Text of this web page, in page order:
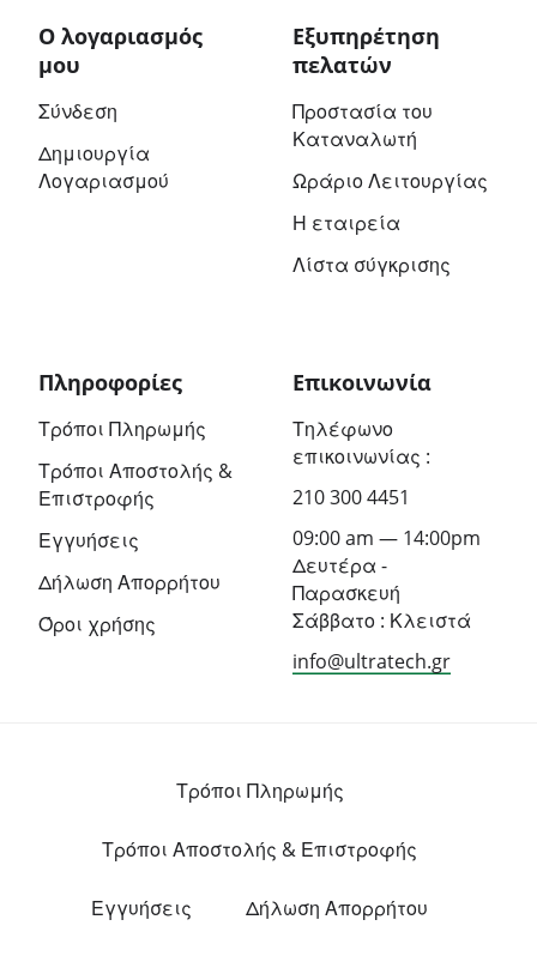
Ο λογαριασμός
μου
Σύνδεση
Δημιουργία
Λογαριασμού
Εξυπηρέτηση
πελατών
Προστασία του
Καταναλωτή
Ωράριο Λειτουργίας
Η εταιρεία
Λίστα σύγκρισης
Πληροφορίες
Τρόποι Πληρωμής
Τρόποι Αποστολής &
Επιστροφής
Εγγυήσεις
Δήλωση Απορρήτου
Όροι χρήσης
Επικοινωνία
Τηλέφωνο
επικοινωνίας :
210 300 4451
09:00 am — 14:00pm
Δευτέρα -
Παρασκευή
Σάββατο : Κλειστά
info@ultratech.gr
Τρόποι Πληρωμής
Τρόποι Αποστολής & Επιστροφής
Εγγυήσεις Δήλωση Απορρήτου